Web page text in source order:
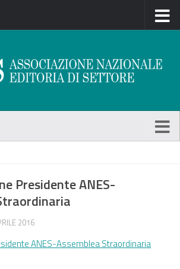
Presidente ANES-
2016
ANES-Assemblea Straordinaria